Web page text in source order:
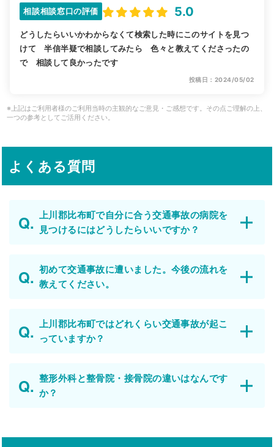
相談相談窓口の評価 5.0
どうしたらいいかわからなくて検索した時にこのサイトを見つ
けて 半信半疑で相談してみたら 色々と教えてくださったの
で 相談して良かったです
投稿日：2024/05/02
※上記はご利用者様のご利用当時の主観的なご意見・ご感想です。その点ご理解の上、
一つの参考としてご活用ください。
よくある質問
上川郡比布町で自分に合う交通事故の病院を
見つけるにはどうしたらいいですか？
初めて交通事故に遭いました。今後の流れを
教えてください。
上川郡比布町ではどれくらい交通事故が起こ
っていますか？
整形外科と整骨院・接骨院の違いはなんです
か？